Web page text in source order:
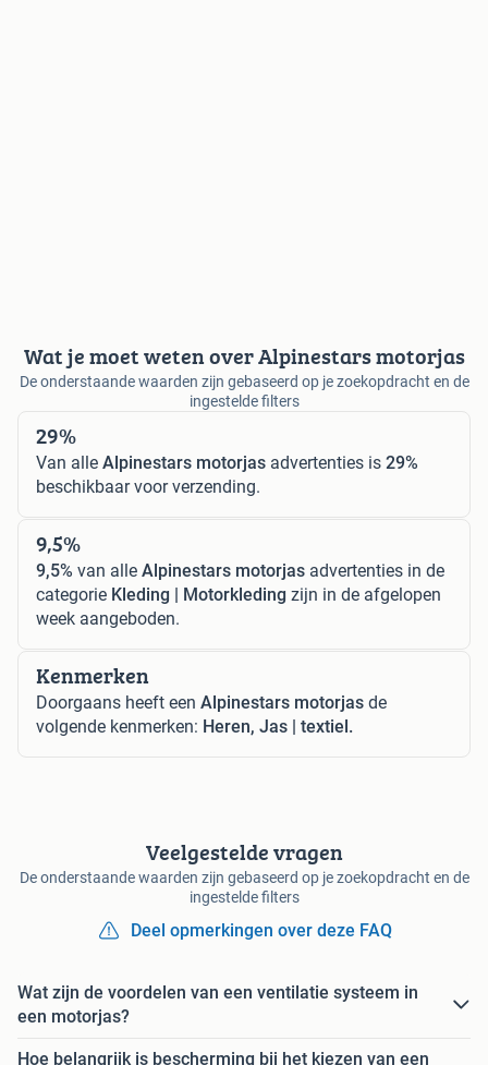
Wat je moet weten over Alpinestars motorjas
De onderstaande waarden zijn gebaseerd op je zoekopdracht en de
ingestelde filters
29%
Van alle Alpinestars motorjas advertenties is 29%
beschikbaar voor verzending.
9,5%
9,5% van alle Alpinestars motorjas advertenties in de
categorie Kleding | Motorkleding zijn in de afgelopen
week aangeboden.
Kenmerken
Doorgaans heeft een Alpinestars motorjas de
volgende kenmerken: Heren, Jas | textiel.
Veelgestelde vragen
De onderstaande waarden zijn gebaseerd op je zoekopdracht en de
ingestelde filters
Deel opmerkingen over deze FAQ
Wat zijn de voordelen van een ventilatie systeem in
een motorjas?
Hoe belangrijk is bescherming bij het kiezen van een